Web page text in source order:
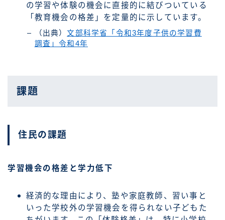
の学習や体験の機会に直接的に結びついている
「教育機会の格差」を定量的に示しています。
（出典）文部科学省「令和3年度子供の学習費
調査」令和4年
課題
住民の課題
学習機会の格差と学力低下
経済的な理由により、塾や家庭教師、習い事と
いった学校外の学習機会を得られない子どもた